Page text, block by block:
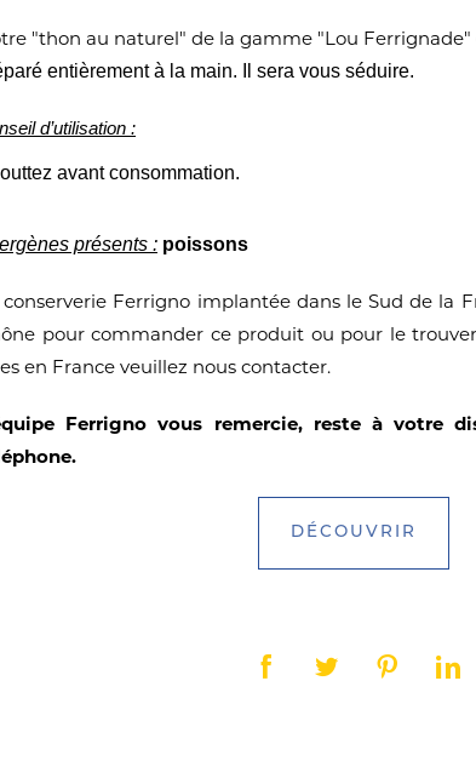
"thon au naturel" de la gamme "Lou Ferrignade"
entièrement à la main. Il sera vous séduire.
d’utilisation :
avant consommation.
présents : poissons
conserverie Ferrigno implantée dans le Sud de la
pour commander ce produit ou pour le
en France veuillez nous contacter.
Ferrigno vous remercie, reste à votre
DÉCOUVRIR